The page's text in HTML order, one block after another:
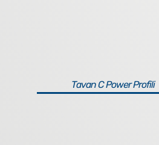
Tavan C Power Profili